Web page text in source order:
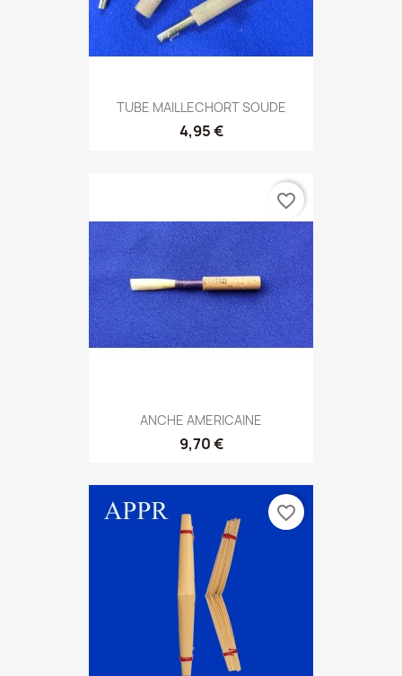
TUBE MAILLECHORT SOUDE
4,95 €
ANCHE AMERICAINE
9,70 €
favorite_border
favorite_border